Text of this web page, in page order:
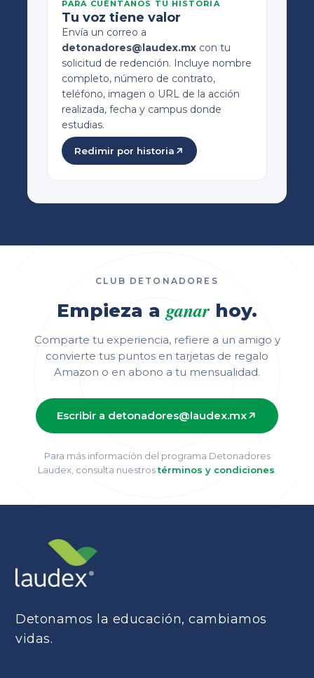
PARA CUÉNTANOS TU HISTORIA
Tu voz tiene valor
Envía un correo a
detonadores@laudex.mx con tu
solicitud de redención. Incluye nombre
completo, número de contrato,
teléfono, imagen o URL de la acción
realizada, fecha y campus donde
estudias.
Redimir por historia
CLUB DETONADORES
Empieza a ganar hoy.
Comparte tu experiencia, refiere a un amigo y
convierte tus puntos en tarjetas de regalo
Amazon o en abono a tu mensualidad.
Escribir a detonadores@laudex.mx
Para más información del programa Detonadores
Laudex, consulta nuestrostérminos y condiciones
Detonamos la educación, cambiamos
vidas.